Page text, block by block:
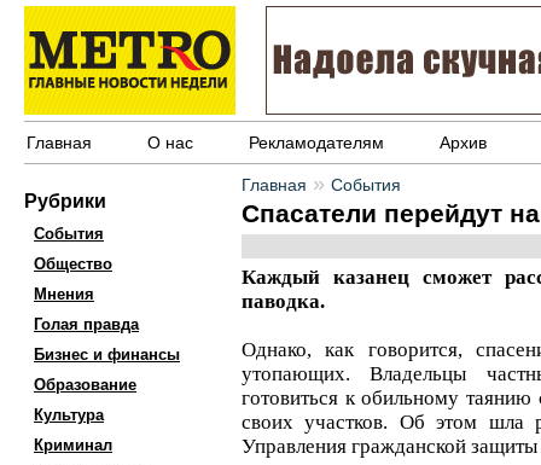
Главная О нас Рекламодателям Архив
Рубрики
События
Общество
Мнения
Голая правда
Бизнес и финансы
Образование
Культура
Криминал
Главная » События
Спасатели перейдут
Каждый казанец сможет
паводка.
Однако, как говорится,
утопающих. Владельцы
готовиться к обильному
своих участков. Об этом шла
Управления гражданской